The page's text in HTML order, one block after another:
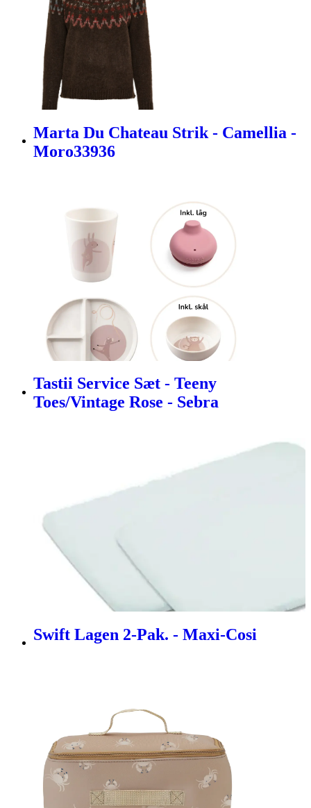
Marta Du Chateau Strik - Camellia -
Moro33936
Tastii Service Sæt - Teeny
Toes/Vintage Rose - Sebra
Swift Lagen 2-Pak. - Maxi-Cosi